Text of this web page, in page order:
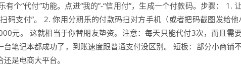
个“代付”功能。点进“我的”-“信用付”，生成一个付款码。步骤： 1. 让
码支付”。 2. 你用分期乐的付款码扫对方手机（或者把码截图发给
元。 这就相当于你替朋友垫资。注意：每天只能代付3次，而且需
笔记本都成功了，到账速度跟普通支付没区别。 短板：部分小商铺
是电商大平台。